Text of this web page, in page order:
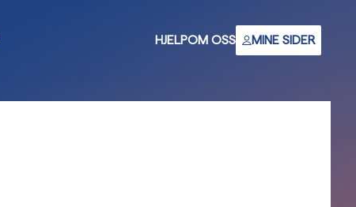
HJELPOM OSS MINE SIDER